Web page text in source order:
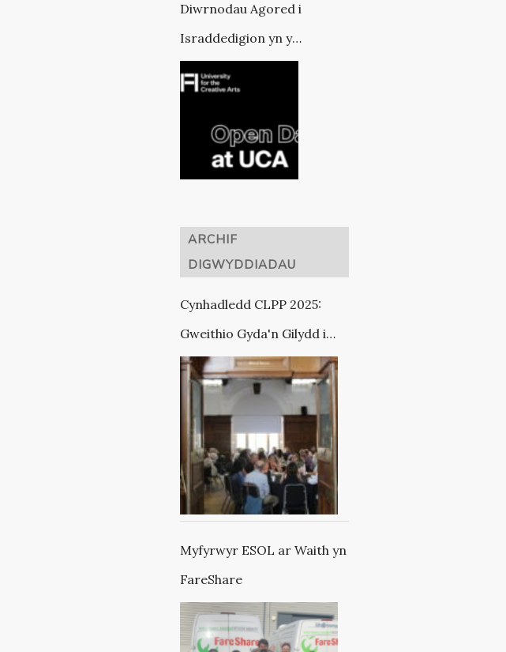
Diwrnodau Agored i
Israddedigion yn y
Celfyddydau Creadigol
ARCHIF
DIGWYDDIADAU
Cynhadledd CLPP 2025:
Gweithio Gyda'n Gilydd i
Wella Canlyniadau i Bobl
sy'n Gadael Gofal
Myfyrwyr ESOL ar Waith yn
FareShare